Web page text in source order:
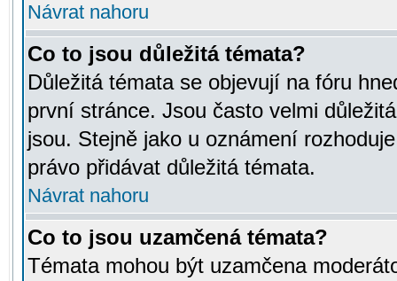
Návrat nahoru
Co to jsou důležitá témata?
Důležitá témata se objevují na fóru
první stránce. Jsou často velmi
jsou. Stejně jako u oznámení
právo přidávat důležitá témata.
Návrat nahoru
Co to jsou uzamčená témata?
Témata mohou být uzamčena